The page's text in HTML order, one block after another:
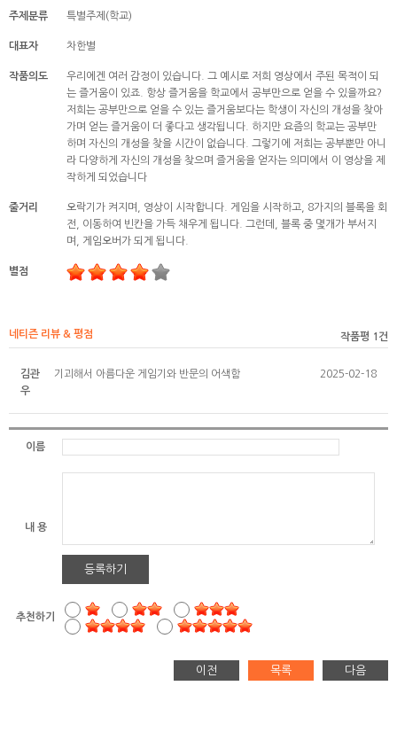
주제분류 특별주제(학교)
대표자 차한별
작품의도
우리에겐 여러 감정이 있습니다. 그 예시로 저희 영상에서 주된 목적이 되
는 즐거움이 있죠. 항상 즐거움을 학교에서 공부만으로 얻을 수 있을까요?
저희는 공부만으로 얻을 수 있는 즐거움보다는 학생이 자신의 개성을 찾아
가며 얻는 즐거움이 더 좋다고 생각됩니다. 하지만 요즘의 학교는 공부만
하며 자신의 개성을 찾을 시간이 없습니다. 그렇기에 저희는 공부뿐만 아니
라 다양하게 자신의 개성을 찾으며 즐거움을 얻자는 의미에서 이 영상을 제
작하게 되었습니다
줄거리
오락기가 켜지며, 영상이 시작합니다. 게임을 시작하고, 8가지의 블록을 회
전, 이동하여 빈칸을 가득 채우게 됩니다. 그런데, 블록 중 몇개가 부서지
며, 게임오버가 되게 됩니다.
별점
네티즌 리뷰 & 평점 작품평 1건
김관
우
기괴해서 아름다운 게임기와 반문의 어색함 2025-02-18
이름
내 용
등록하기
추천하기
이전 목록 다음